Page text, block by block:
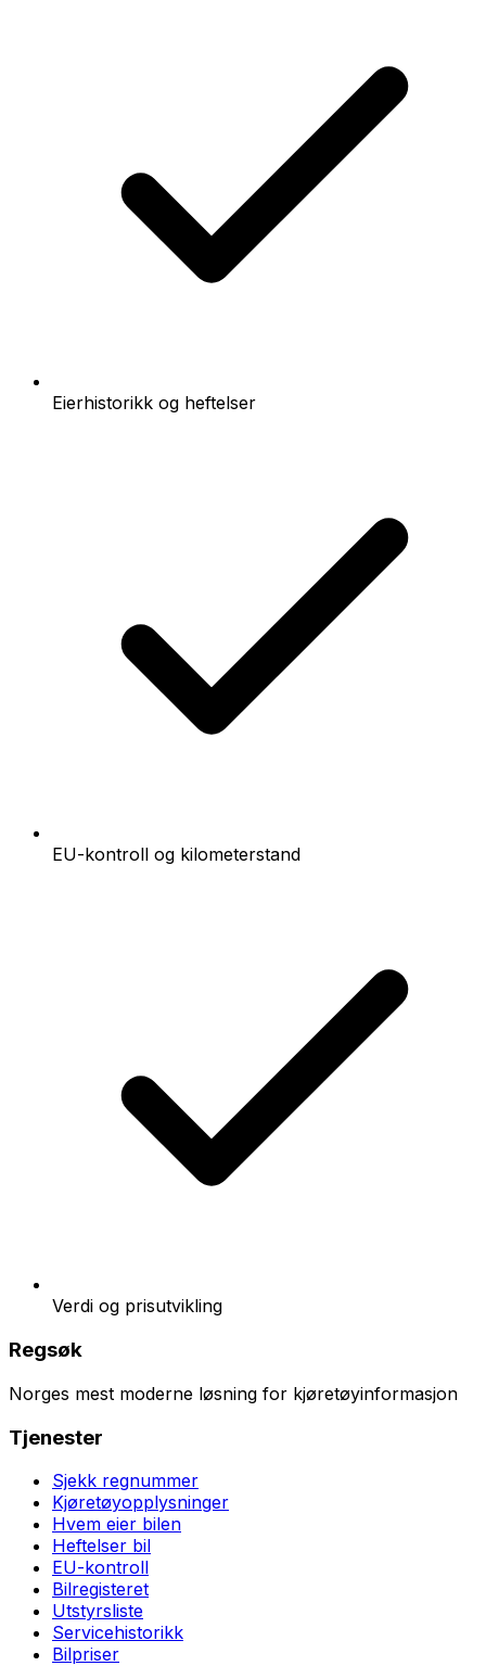
Eierhistorikk og heftelser
EU-kontroll og kilometerstand
Verdi og prisutvikling
Regsøk
Norges mest moderne løsning for kjøretøyinformasjon
Tjenester
Sjekk regnummer
Kjøretøyopplysninger
Hvem eier bilen
Heftelser bil
EU-kontroll
Bilregisteret
Utstyrsliste
Servicehistorikk
Bilpriser